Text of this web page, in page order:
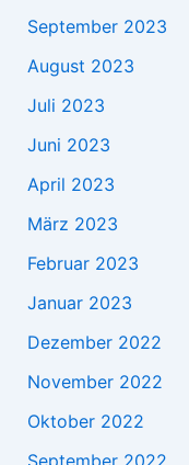
September 2023
August 2023
Juli 2023
Juni 2023
April 2023
März 2023
Februar 2023
Januar 2023
Dezember 2022
November 2022
Oktober 2022